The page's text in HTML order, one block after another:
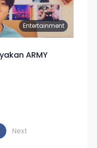
Entertainment
ARMY
(current)
Next